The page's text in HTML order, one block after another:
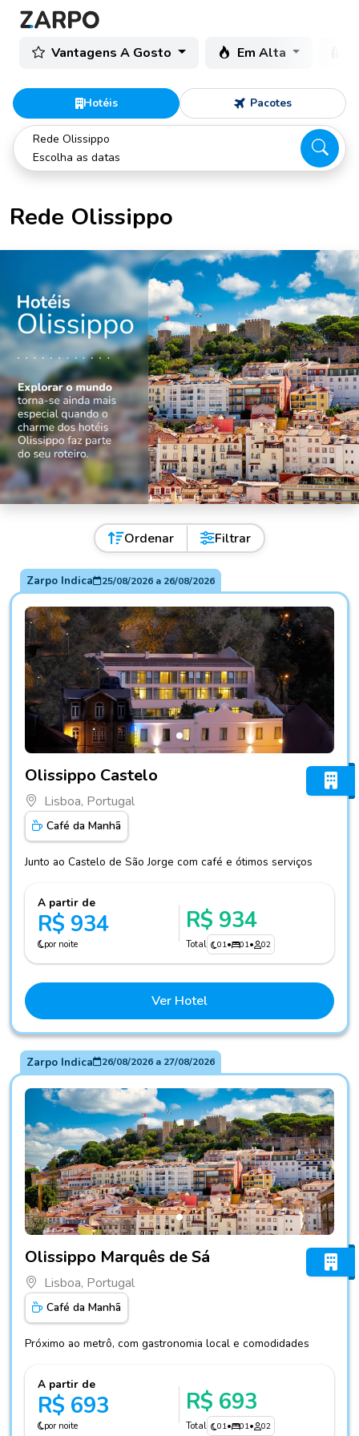
Vantagens A Gosto Em Alta
Hotéis Pacotes
Rede Olissippo
Escolha as datas
Rede Olissippo
Ordenar Filtrar
Zarpo Indica 25/08/2026a 26/08/2026
Olissippo Castelo
Lisboa, Portugal
Café da Manhã
Junto ao Castelo de São Jorge com café e ótimos serviços
A partir de
R$ 934
por noite
R$ 934
Total 01• 01• 02
Ver Hotel
Zarpo Indica 26/08/2026a 27/08/2026
Olissippo Marquês de Sá
Lisboa, Portugal
Café da Manhã
Próximo ao metrô, com gastronomia local e comodidades
A partir de
R$ 693
por noite
R$ 693
Total 01• 01• 02